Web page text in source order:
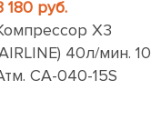
180 руб.
X3
40л/мин. 10
CA-040-15S